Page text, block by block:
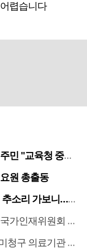
렵습니다
육청 중재 나서라"
원 총출동
…걷어내도 짙은 초록빛
곳 성장엔진·AI 분야 패키지 지원
대전 65곳 충남 31곳